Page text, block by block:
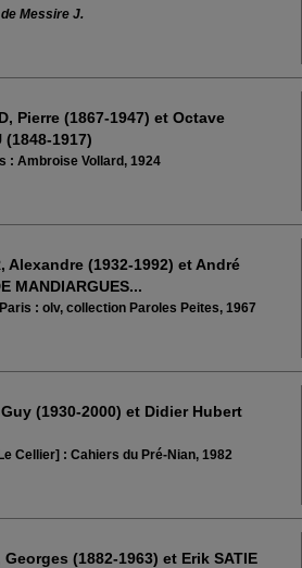
Messire J.
Pierre (1867-1947) et Octave
(1848-1917)
: Ambroise Vollard, 1924
Alexandre (1932-1992) et André
MANDIARGUES...
Paris : olv, collection Paroles Peites, 1967
Guy (1930-2000) et Didier Hubert
Cellier] : Cahiers du Pré-Nian, 1982
Georges (1882-1963) et Erik SATIE